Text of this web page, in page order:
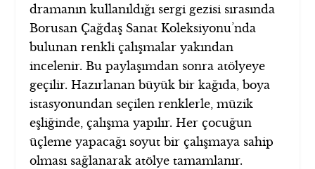
dramanın kullanıldığı sergi gezisi sırasında
Borusan Çağdaş Sanat Koleksiyonu’nda
bulunan renkli çalışmalar yakından
incelenir. Bu paylaşımdan sonra atölyeye
geçilir. Hazırlanan büyük bir kağıda, boya
istasyonundan seçilen renklerle, müzik
eşliğinde, çalışma yapılır. Her çocuğun
üçleme yapacağı soyut bir çalışmaya sahip
olması sağlanarak atölye tamamlanır.